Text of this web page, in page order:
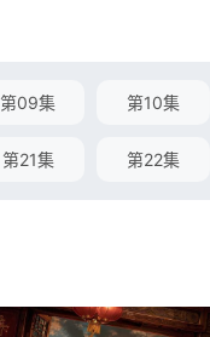
第09集 第10集
第21集 第22集